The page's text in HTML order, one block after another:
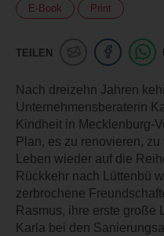
E-Book Print
TEILEN
Nach dreizehn Jahren
Unternehmensberaterin
Kindheit in Mecklenburg-
Plan, es zu renovieren,
Leben wieder auf die
Rückkehr nach Lüttenbü
zerbrochene
Rasmus, ihre erste große
Karla bei den